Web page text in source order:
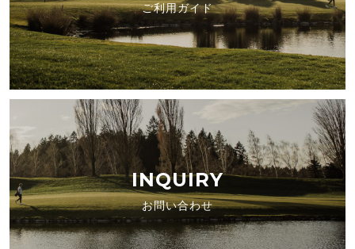
ご利用ガイド
INQUIRY
お問い合わせ